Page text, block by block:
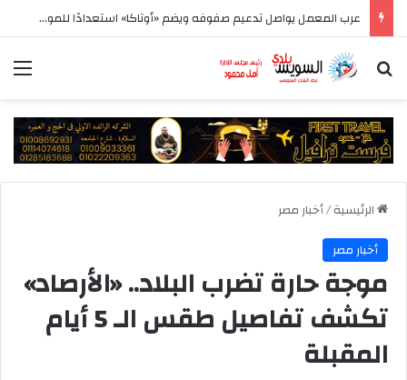
عرب المعمل يواصل تدعيم صفوفه ويضم «أوتاكا» استعدادًا للموسم الجديد
بحث عن
الرئيسية/أخبار مصر
أخبار مصر
موجة حارة تضرب البلاد.. «الأرصاد»
تكشف تفاصيل طقس الـ 5 أيام
المقبلة